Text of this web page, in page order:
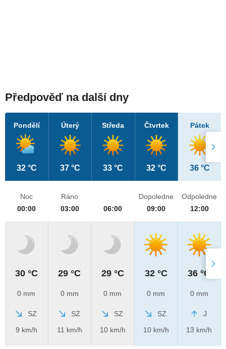
Předpověď na další dny
Pondělí
32 °C
Úterý
37 °C
Středa
33 °C
Čtvrtek
32 °C
Pátek
36 °C
Noc
00:00
30 °C
0 mm
SZ
9 km/h
Ráno
03:00
29 °C
0 mm
SZ
11 km/h
06:00
29 °C
0 mm
SZ
10 km/h
Dopoledne
09:00
32 °C
0 mm
SZ
10 km/h
Odpoledne
12:00
36 °C
0 mm
J
13 km/h